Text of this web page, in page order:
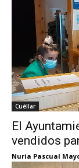
Cuéllar
El
vendidos
Nuria Pascual